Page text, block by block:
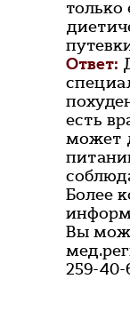
только
Ответ:
есть
может
Более
Вы
259-40-